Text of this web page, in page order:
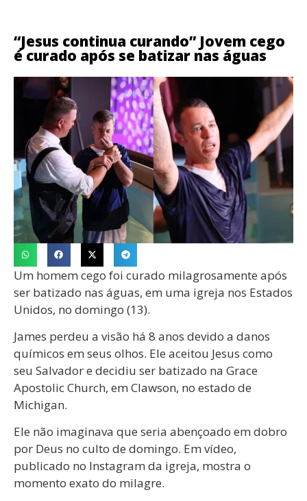
“Jesus continua curando” Jovem cego
é curado após se batizar nas águas
Um homem cego foi curado milagrosamente após
ser batizado nas águas, em uma igreja nos Estados
Unidos, no domingo (13).
James perdeu a visão há 8 anos devido a danos
químicos em seus olhos. Ele aceitou Jesus como
seu Salvador e decidiu ser batizado na Grace
Apostolic Church, em Clawson, no estado de
Michigan.
Ele não imaginava que seria abençoado em dobro
por Deus no culto de domingo. Em vídeo,
publicado no Instagram da igreja, mostra o
momento exato do milagre.